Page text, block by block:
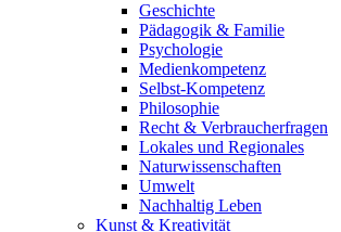
Geschichte
Pädagogik & Familie
Psychologie
Medienkompetenz
Selbst-Kompetenz
Philosophie
Recht & Verbraucherfragen
Lokales und Regionales
Naturwissenschaften
Umwelt
Nachhaltig Leben
Kunst & Kreativität